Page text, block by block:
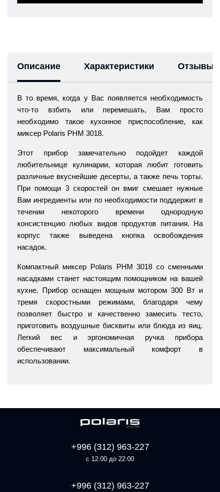
Описание Характеристики Отзывы
В то время, когда у Вас появляется необходимость
что-то взбить или перемешать, Вам просто
необходимо такое кухонное приспособление, как
миксер Polaris PHM 3018.
Этот прибор замечательно подойдет каждой
любительнице кулинарии, которая любит готовить
различные вкуснейшие десерты, а также печь торты.
При помощи 3 скоростей он вмиг смешает нужные
Вам ингредиенты или по необходимости поддержит в
течении некоторого времени однородную
консистенцию любых видов продуктов питания. На
корпус также выведена кнопка освобождения
насадок.
Компактный миксер Polaris PHM 3018 со сменными
насадками станет настоящим помощником на вашей
кухне. Прибор оснащен мощным мотором 300 Вт и
тремя скоростными режимами, благодаря чему
позволяет быстро и качественно замесить тесто,
приготовить воздушные бисквиты или блюда из яиц.
Легкий вес и эргономичная ручка прибора
обеспечивают максимальный комфорт в
использовании.
+996 (312) 963-227
с 12:00 до 22:00
+996 (312) 963-227